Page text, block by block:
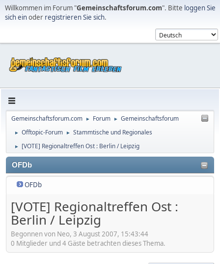
Willkommen im Forum "Gemeinschaftsforum.com". Bitte loggen Sie
sich einoder registrieren Sie sich.
Gemeinschaftsforum.com ► Forum ► Gemeinschaftsforum
► Offtopic-Forum ► Stammtische und Regionales
► [VOTE] Regionaltreffen Ost : Berlin / Leipzig
OFDb
OFDb
[VOTE] Regionaltreffen Ost :
Berlin / Leipzig
Begonnen von Neo, 3 August 2007, 15:43:44
0 Mitglieder und 4 Gäste betrachten dieses Thema.